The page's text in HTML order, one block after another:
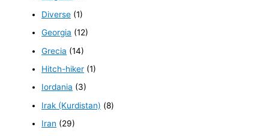
Diverse (1)
Georgia (12)
Grecia (14)
Hitch-hiker (1)
Iordania (3)
Irak (Kurdistan) (8)
Iran (29)